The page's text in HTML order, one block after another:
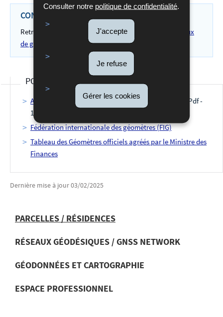
Consulter notre politique de confidentialité
J'accepte
Je refuse
Gérer les cookies
CONTACTER UN GÉOMÈTRE OFFICIEL PRIVÉ
Retrouvez dans la présente liste les
adresses des bureaux
de géomètres officiels privés
POUR EN SAVOIR PLUS
Adresses des bureaux de géomètres officiels privés
(Pdf -
190 Ko)
Fédération internationale des géomètres (FIG)
Tableau des Géomètres officiels agréés par le Ministre des
Finances
Dernière mise à jour03/02/2025
MENU
DE
NAVIGATION
PARCELLES / RÉSIDENCES
RÉSEAUX GÉODÉSIQUES / GNSS NETWORK
GÉODONNÉES ET CARTOGRAPHIE
ESPACE PROFESSIONNEL